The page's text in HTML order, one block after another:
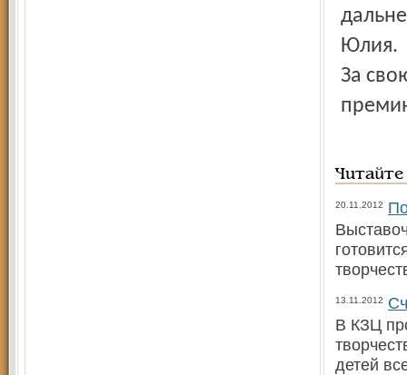
Юлия.
За
20.11.2012
13.11.2012
В КЗЦ
детей